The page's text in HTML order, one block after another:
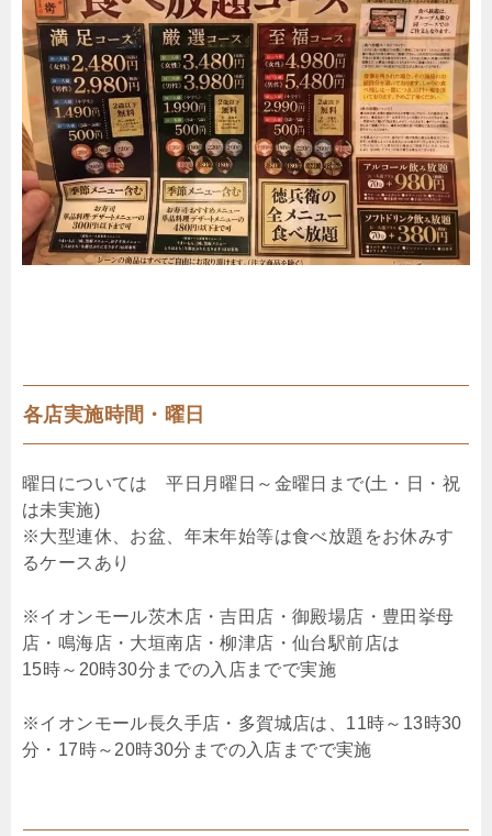
各店実施時間・曜日
曜日については 平日月曜日～金曜日まで(土・日・祝
は未実施)
※大型連休、お盆、年末年始等は食べ放題をお休みす
るケースあり
※イオンモール茨木店・吉田店・御殿場店・豊田挙母
店・鳴海店・大垣南店・柳津店・仙台駅前店は
15時～20時30分までの入店までで実施
※イオンモール長久手店・多賀城店は、11時～13時30
分・17時～20時30分までの入店までで実施